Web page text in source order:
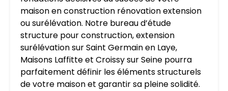
maison en construction rénovation extension
ou surélévation. Notre bureau d’étude
structure pour construction, extension
surélévation sur Saint Germain en Laye,
Maisons Laffitte et Croissy sur Seine pourra
parfaitement définir les éléments structurels
de votre maison et garantir sa pleine solidité.